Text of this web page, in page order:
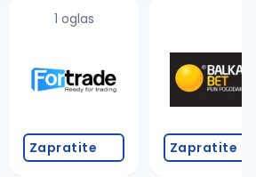
1 oglas
Zapratite Zapratite